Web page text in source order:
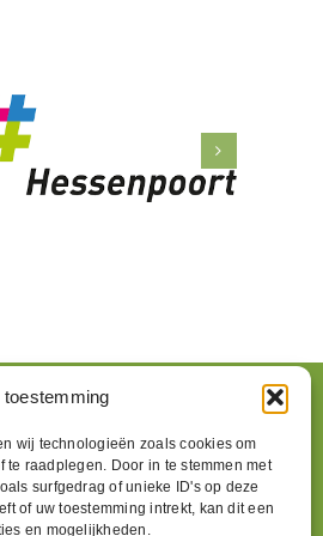
wij technologieën zoals cookies om
raadplegen. Door in te stemmen met
surfgedrag of unieke ID's op deze
of uw toestemming intrekt, kan dit een
en mogelijkheden.